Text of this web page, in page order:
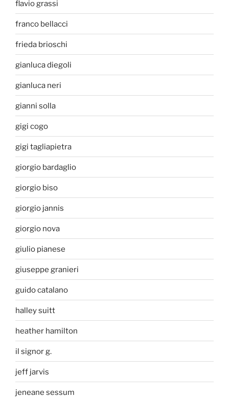
flavio grassi
franco bellacci
frieda brioschi
gianluca diegoli
gianluca neri
gianni solla
gigi cogo
gigi tagliapietra
giorgio bardaglio
giorgio biso
giorgio jannis
giorgio nova
giulio pianese
giuseppe granieri
guido catalano
halley suitt
heather hamilton
il signor g.
jeff jarvis
jeneane sessum